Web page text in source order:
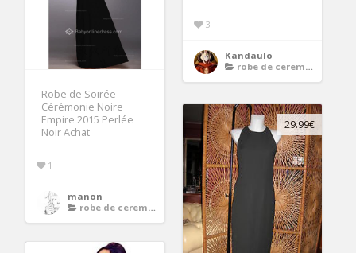
3
Kandaulo
robe de ceremonie noire
Robe de Soirée
Cérémonie Noire
Empire 2015 Perlée
Noir Achat
1
manon
robe de ceremonie noire
29.99€